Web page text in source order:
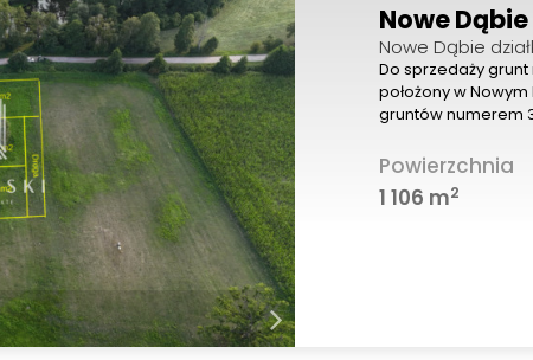
Nowe Dąbie
Nowe Dąbie
Do sprzedaży
położony w
gruntów numerem
Powierzchnia
1 106 m2